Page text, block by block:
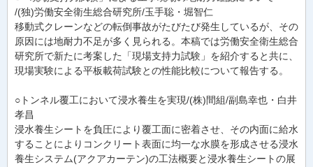
/(独)労働安全衛生総合研究所/玉手聡・堀智仁
移動式クレーンなどの転倒事故がたびたび発生しているが、その
原因には地耐力不足が多く見られる。本稿では労働安全衛生総合
研究所で新たに考案した「現場支持力試験」を紹介すると共に、
現場実験による平板載荷試験との性能比較について報告する。
○トンネル覆工において浸水養生を実現/(株)間組/副島幸也・白井
孝昌
浸水養生シートを負圧により覆工面に密着させ、その内面に給水
することによりコンクリート表面に均一な水膜を形成させる浸水
養生システム(アクアカーテン)の工法概要と浸水養生シートの展